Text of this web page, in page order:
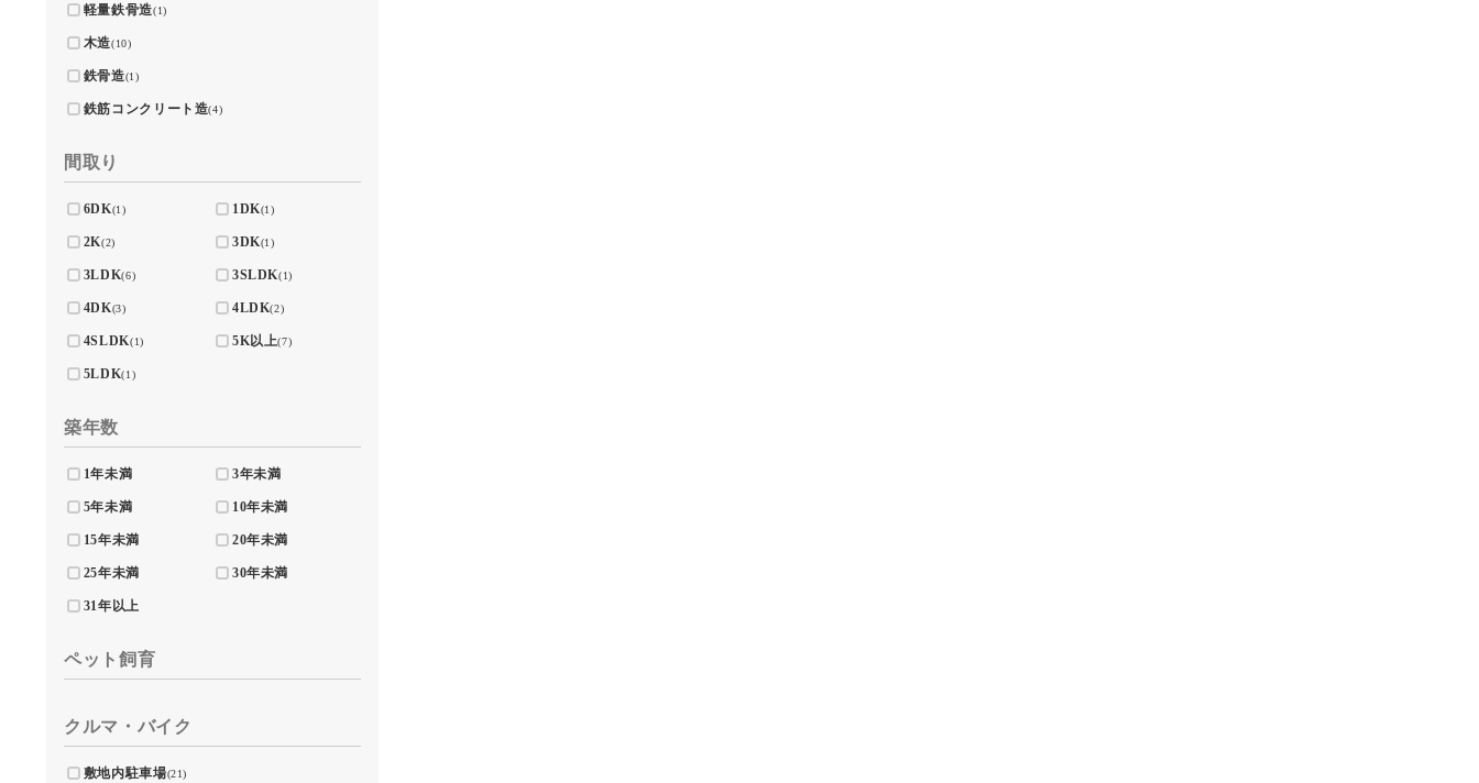
軽量鉄骨造(1)
木造(10)
鉄骨造(1)
鉄筋コンクリート造(4)
間取り
6DK(1) 1DK(1)
2K(2) 3DK(1)
3LDK(6) 3SLDK(1)
4DK(3) 4LDK(2)
4SLDK(1) 5K以上(7)
5LDK(1)
築年数
1年未満 3年未満
5年未満 10年未満
15年未満 20年未満
25年未満 30年未満
31年以上
ペット飼育
クルマ・バイク
敷地内駐車場(21)